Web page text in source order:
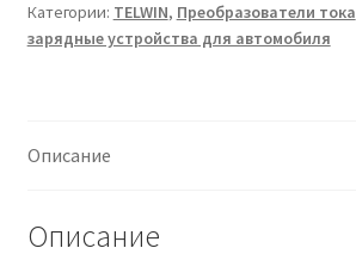
USB
Категории: TELWIN, Преобразователи тока
зарядные устройства для автомобиля
Описание
Описание